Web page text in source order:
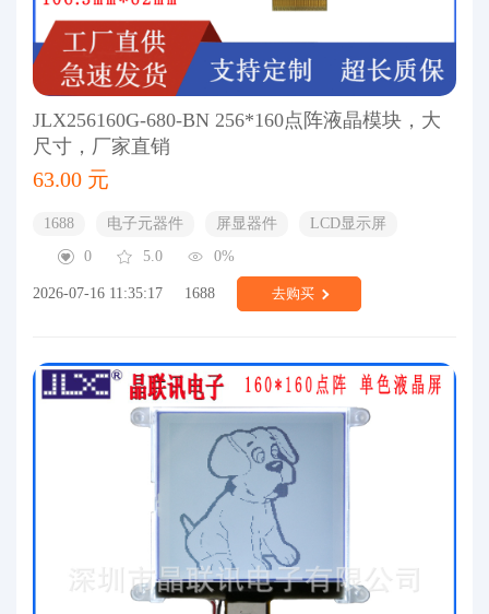
JLX256160G-680-BN 256*160点阵液晶模块，大
尺寸，厂家直销
63.00 元
1688 电子元器件 屏显器件
LCD显示屏
0
5.0 0%
2026-07-16 11:35:17 1688 去购买